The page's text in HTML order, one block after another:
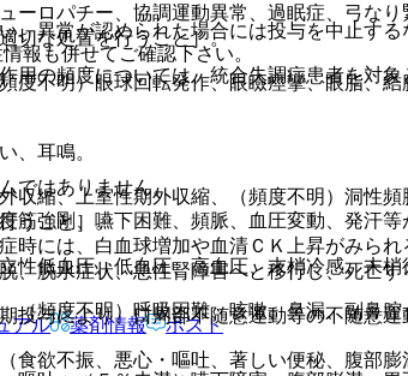
ーロパチー、協調運動異常、過眠症、弓な
切な処置を行うこと］。
不明）眼球回転発作、眼瞼痙攣、眼脂、
、耳鳴。
縮、上室性期外収縮、（頻度不明）洞性
うこと］。
低血圧、低血圧、高血圧、末梢冷感、末梢
頻度不明）呼吸困難、咳嗽、鼻漏、副鼻
異常が認められた場合には投与を中止する
用の頻度については、統合失調症患者を対
強剛、嚥下困難、頻脈、血圧変動、発汗
時には、白血球増加や血清ＣＫ上昇がみら
、脱水症状、急性腎障害へと移行し、死亡
与により、口周部不随意運動等の不随意
欲不振、悪心・嘔吐、著しい便秘、腹部
報も併せてご確認下さい。
ではありません。
アル 薬剤情報 ポスト